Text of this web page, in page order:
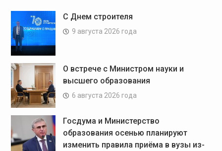
C Днем строителя
9 августа 2026 года
О встрече с Министром науки и
высшего образования
6 августа 2026 года
Госдума и Министерство
образования осенью планируют
изменить правила приёма в вузы из-